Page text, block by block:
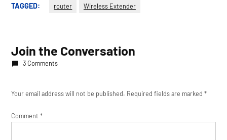
TAGGED: router Wireless Extender
Join the Conversation
3 Comments
Your email address will not be published. Required fields are marked*
Comment*